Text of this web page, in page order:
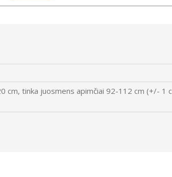
cm, tinka juosmens apimčiai 92-112 cm (+/- 1